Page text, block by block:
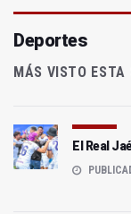
Deportes
MÁS VISTO ESTA
El Real